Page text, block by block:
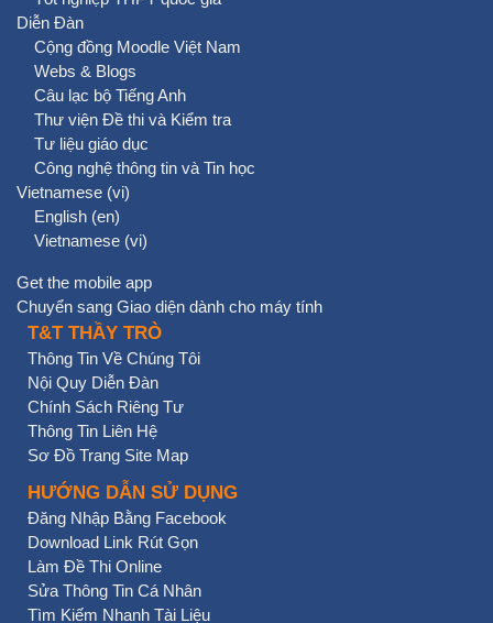
Diễn Đàn
Cộng đồng Moodle Việt Nam
Webs & Blogs
Câu lạc bộ Tiếng Anh
Thư viện Đề thi và Kiểm tra
Tư liệu giáo dục
Công nghệ thông tin và Tin học
Vietnamese ‎(vi)‎
English ‎(en)‎
Vietnamese ‎(vi)‎
Get the mobile app
Chuyển sang Giao diện dành cho máy tính
T&T THẦY TRÒ
Thông Tin Về Chúng Tôi
Nội Quy Diễn Đàn
Chính Sách Riêng Tư
Thông Tin Liên Hệ
Sơ Đồ Trang Site Map
HƯỚNG DẪN SỬ DỤNG
Đăng Nhập Bằng Facebook
Download Link Rút Gọn
Làm Đề Thi Online
Sửa Thông Tin Cá Nhân
Tìm Kiếm Nhanh Tài Liệu